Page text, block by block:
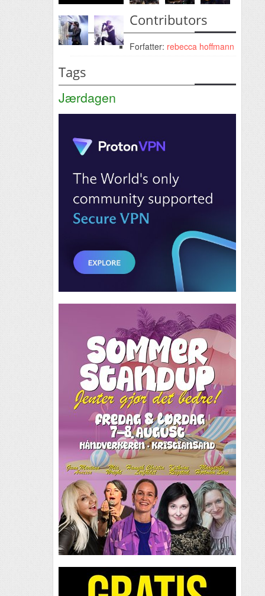
Contributors
Forfatter: rebecca hoffmann
Tags
Jærdagen